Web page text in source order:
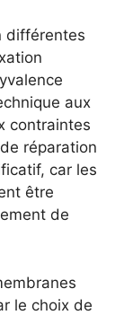
différentes
aux
contraintes
réparation
car les
être
de
le choix de